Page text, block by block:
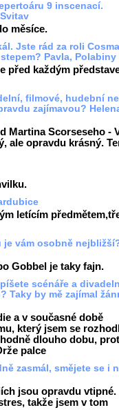
9 inscenací.
měsíce.
Jste rád za roli
Pavla, Polabiny
před každým
filmové, hudební
zajímavou?
Martina Scorseseho -
ale opravdu krásný.
letícím
vám osobně
Gobbel je taky fajn.
scénáře a
Taky by mě zajímal
a v současné době
který jsem se
dlouho dobu,
palce
zasmál, smějete se i
jsou opravdu vtipné.
takže jsem v tom